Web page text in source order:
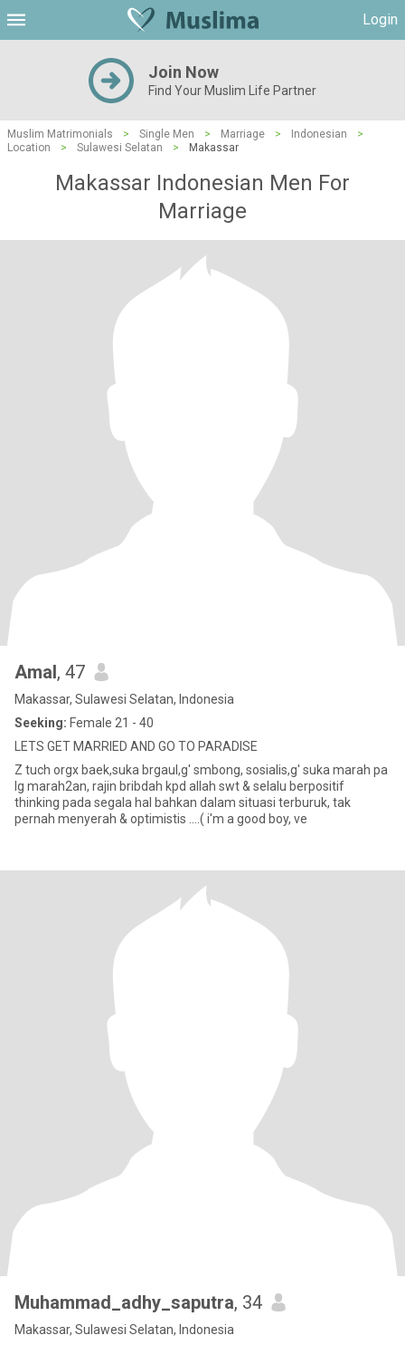
Login
Join Now
Find Your Muslim Life Partner
Muslim Matrimonials > Single Men > Marriage > Indonesian
>
Location
> Sulawesi Selatan > Makassar
Makassar Indonesian Men For
Marriage
Amal, 47
Makassar, Sulawesi Selatan, Indonesia
Seeking: Female 21 - 40
LETS GET MARRIED AND GO TO PARADISE
Z tuch orgx baek,suka brgaul,g' smbong, sosialis,g' suka marah pa
lg marah2an, rajin bribdah kpd allah swt & selalu berpositif
thinking pada segala hal bahkan dalam situasi terburuk, tak
pernah menyerah & optimistis ....( i'm a good boy, ve
Muhammad_adhy_saputra, 34
Makassar, Sulawesi Selatan, Indonesia